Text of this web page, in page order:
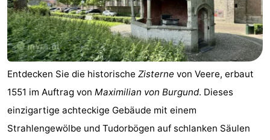
Entdecken Sie die historische Zisterne von Veere, erbaut
1551 im Auftrag von Maximilian von Burgund. Dieses
einzigartige achteckige Gebäude mit einem
Strahlengewölbe und Tudorbögen auf schlanken Säulen